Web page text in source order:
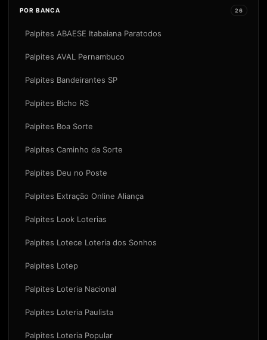
POR BANCA 26
Palpites ABAESE Itabaiana Paratodos
Palpites AVAL Pernambuco
Palpites Bandeirantes SP
Palpites Bicho RS
Palpites Boa Sorte
Palpites Caminho da Sorte
Palpites Deu no Poste
Palpites Extração Online Aliança
Palpites Look Loterias
Palpites Lotece Loteria dos Sonhos
Palpites Lotep
Palpites Loteria Nacional
Palpites Loteria Paulista
Palpites Loteria Popular